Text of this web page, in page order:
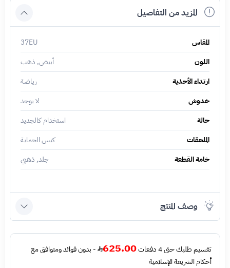
المزيد من التفاصيل
المقاس
37EU
اللون
أبيض, ذهب
ارتداء الأحذية
رياضة
خدوش
لا يوجد
حالة
استخدام كالجديد
الملحقات
كيس الحماية
خامة القطعة
جلد, ذهبي
وصف المنتج
تقسيم طلبك حتى 4 دفعات 625.00
- بدون فوائد ومتوافق مع
أحكام الشريعة الإسلامية